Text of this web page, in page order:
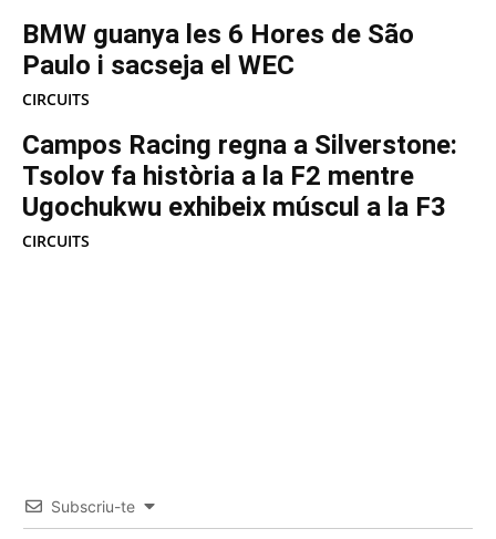
BMW guanya les 6 Hores de São
Paulo i sacseja el WEC
CIRCUITS
Campos Racing regna a Silverstone:
Tsolov fa història a la F2 mentre
Ugochukwu exhibeix múscul a la F3
CIRCUITS
Subscriu-te